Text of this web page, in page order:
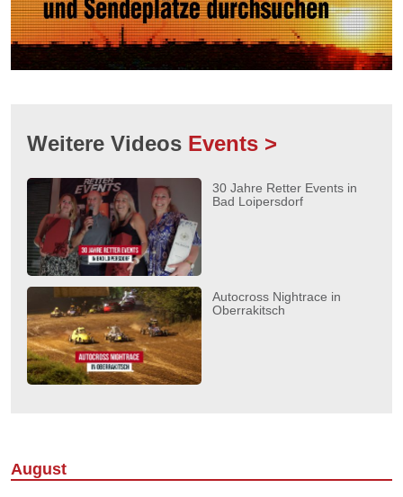
Weitere Videos Events >
30 Jahre Retter Events in
Bad Loipersdorf
Autocross Nightrace in
Oberrakitsch
August